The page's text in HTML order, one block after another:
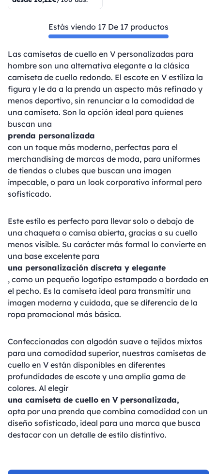
Estás viendo 17 De 17 productos
Las camisetas de cuello en V personalizadas para
hombre son una alternativa elegante a la clásica
camiseta de cuello redondo. El escote en V estiliza la
figura y le da a la prenda un aspecto más refinado y
menos deportivo, sin renunciar a la comodidad de
una camiseta. Son la opción ideal para quienes
buscan una
prenda personalizada
con un toque más moderno, perfectas para el
merchandising de marcas de moda, para uniformes
de tiendas o clubes que buscan una imagen
impecable, o para un look corporativo informal pero
sofisticado.
Este estilo es perfecto para llevar solo o debajo de
una chaqueta o camisa abierta, gracias a su cuello
menos visible. Su carácter más formal lo convierte en
una base excelente para
una personalización discreta y elegante
, como un pequeño logotipo estampado o bordado en
el pecho. Es la camiseta ideal para transmitir una
imagen moderna y cuidada, que se diferencia de la
ropa promocional más básica.
Confeccionadas con algodón suave o tejidos mixtos
para una comodidad superior, nuestras camisetas de
cuello en V están disponibles en diferentes
profundidades de escote y una amplia gama de
colores. Al elegir
una camiseta de cuello en V personalizada,
opta por una prenda que combina comodidad con un
diseño sofisticado, ideal para una marca que busca
destacar con un detalle de estilo distintivo.